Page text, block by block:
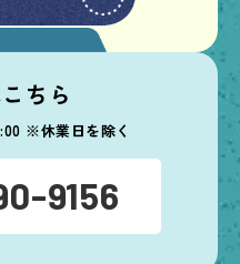
ちら
※休業日を除く
9156